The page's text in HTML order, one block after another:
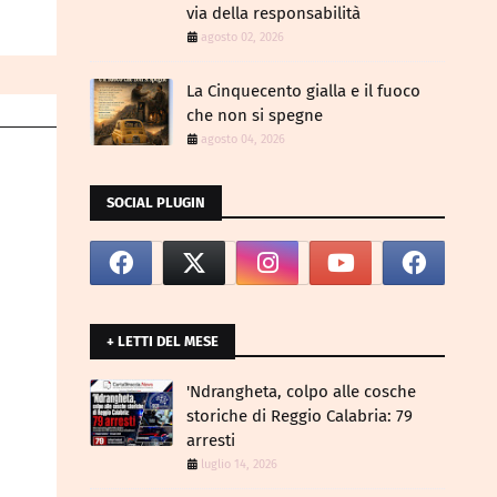
via della responsabilità
agosto 02, 2026
La Cinquecento gialla e il fuoco
che non si spegne
agosto 04, 2026
SOCIAL PLUGIN
+ LETTI DEL MESE
​'Ndrangheta, colpo alle cosche
storiche di Reggio Calabria: 79
arresti
luglio 14, 2026